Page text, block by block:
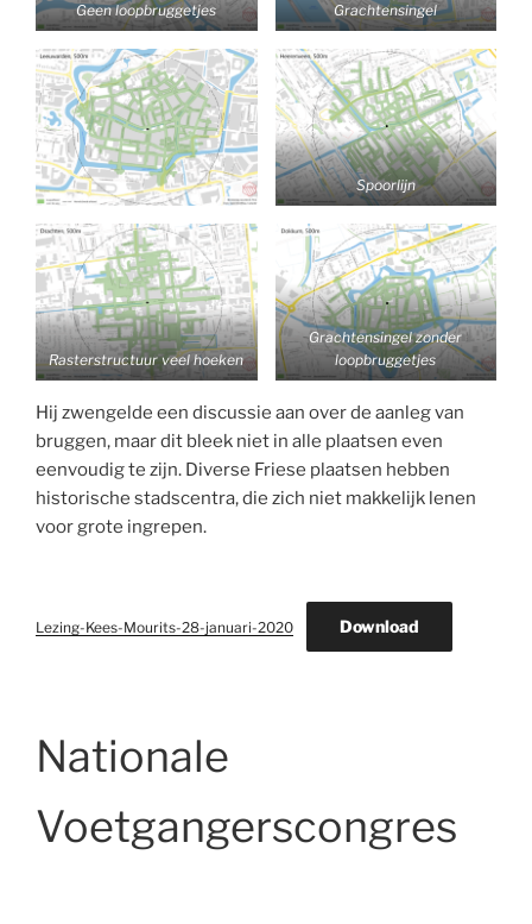
Geen loopbruggetjes Grachtensingel
Spoorlijn
Rasterstructuur veel hoeken
Grachtensingel zonder
loopbruggetjes
Hij zwengelde een discussie aan over de aanleg van
bruggen, maar dit bleek niet in alle plaatsen even
eenvoudig te zijn. Diverse Friese plaatsen hebben
historische stadscentra, die zich niet makkelijk lenen
voor grote ingrepen.
Lezing-Kees-Mourits-28-januari-2020 Download
Nationale
Voetgangerscongres